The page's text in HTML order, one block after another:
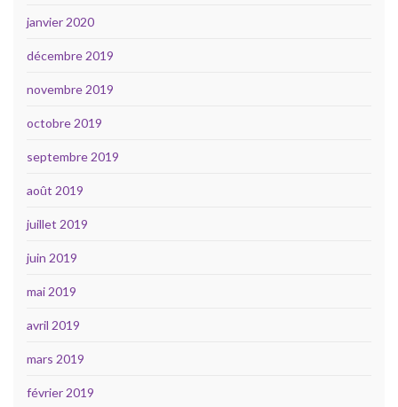
janvier 2020
décembre 2019
novembre 2019
octobre 2019
septembre 2019
août 2019
juillet 2019
juin 2019
mai 2019
avril 2019
mars 2019
février 2019